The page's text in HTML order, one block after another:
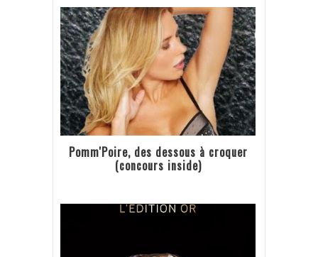
Pomm'Poire, des dessous à croquer
(concours inside)